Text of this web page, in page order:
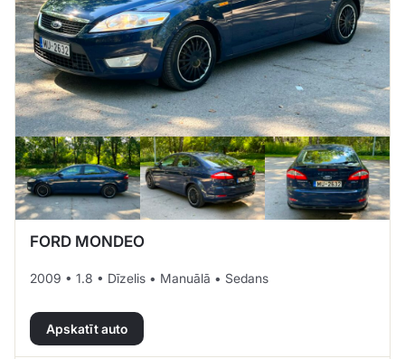
FORD MONDEO
2009 • 1.8 • Dīzelis • Manuālā • Sedans
Apskatīt auto